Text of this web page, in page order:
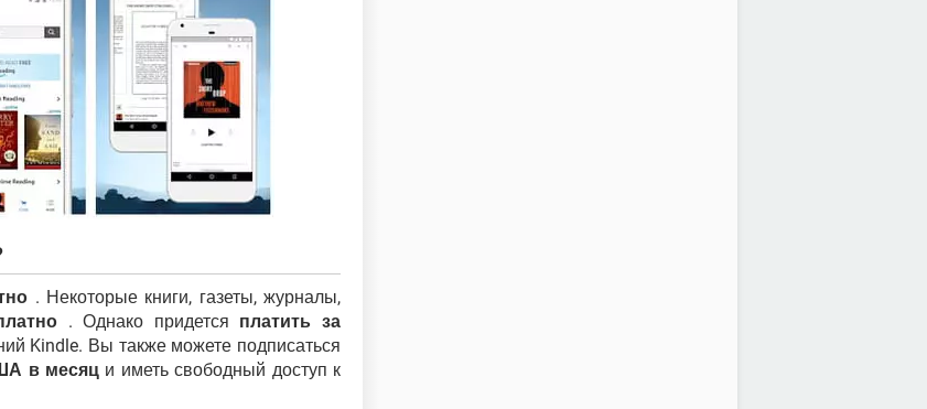
. Некоторые книги, газеты, журналы,
. Однако придется платить за
Kindle. Вы также можете подписаться
в месяц и иметь свободный доступ к